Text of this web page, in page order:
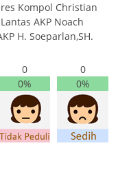
Kompol Christian
AKP Noach
H. Soeparlan,SH.
0
0%
0
0%